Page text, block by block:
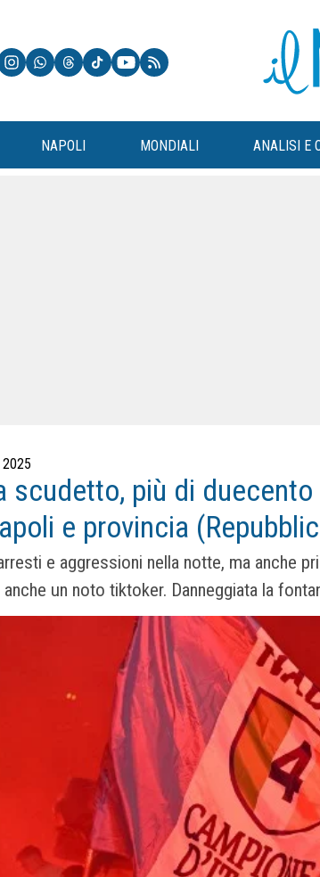
NAPOLI MONDIALI ANALISI E
scudetto, più di
e provincia
e aggressioni nella notte, ma anche
anche un noto tiktoker. Danneggiata la